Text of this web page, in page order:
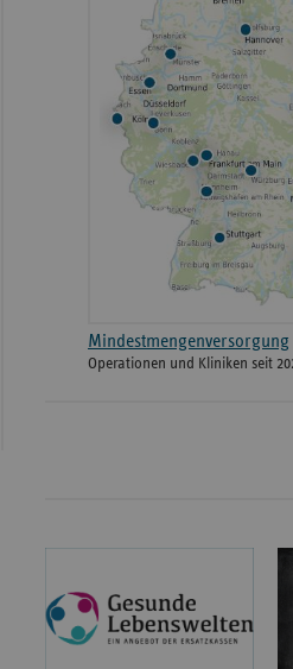
Mindestmengenversorgung
Operationen und Kliniken seit